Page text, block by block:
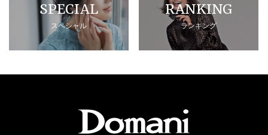
SPECIAL
スペシャル
RANKING
ランキング